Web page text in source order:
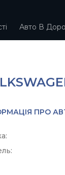
Авто В
ПРО